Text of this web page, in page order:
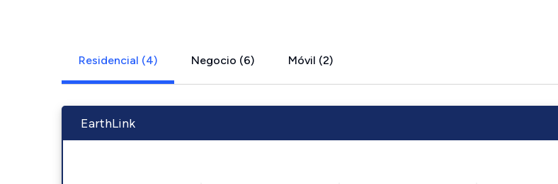
Residencial (4) Negocio (6) Móvil (2)
EarthLink